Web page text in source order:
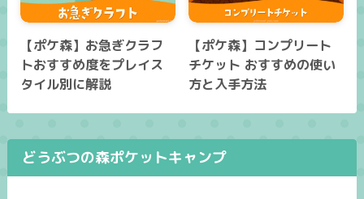
【ポケ森】お急ぎクラフ
トおすすめ度をプレイス
タイル別に解説
【ポケ森】コンプリート
チケット おすすめの使い
方と入手方法
どうぶつの森ポケットキャンプ